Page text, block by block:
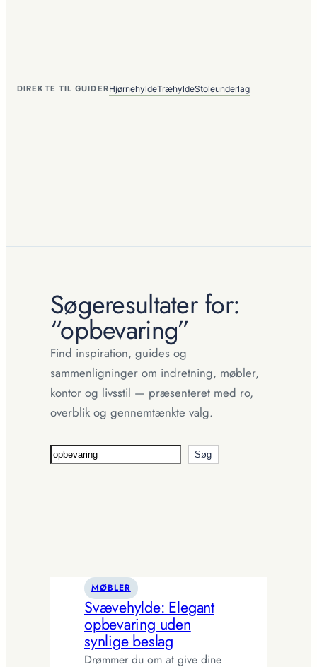
DIREKTE TIL GUIDERHjørnehyldeTræhyldeStoleunderlag
Søgeresultater for:
“opbevaring”
Find inspiration, guides og
sammenligninger om indretning, møbler,
kontor og livsstil — præsenteret med ro,
overblik og gennemtænkte valg.
Søg Søg
MØBLER
Svævehylde: Elegant
opbevaring uden
synlige beslag
Drømmer du om at give dine